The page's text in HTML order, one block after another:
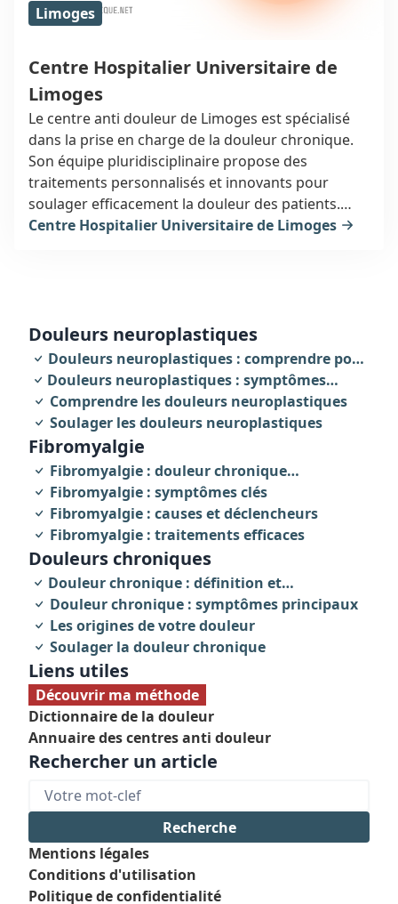
Limoges
Centre Hospitalier Universitaire de
Limoges
Le centre anti douleur de Limoges est spécialisé
dans la prise en charge de la douleur chronique.
Son équipe pluridisciplinaire propose des
traitements personnalisés et innovants pour
soulager efficacement la douleur des patients.
Toutes les informations pratiques sont
Centre Hospitalier Universitaire de Limoges
Douleurs chroniques
Douleur chronique : définition et
caractéristiques
Douleur chronique : symptômes principaux
Les origines de votre douleur
Soulager la douleur chronique
fibromyalgie
Fibromyalgie : douleur chronique
invalidante
Fibromyalgie : symptômes clés
Fibromyalgie : causes et déclencheurs
Fibromyalgie : traitements efficaces
douleurs neuroplastiques
Douleurs neuroplastiques : comprendre pour
agir
Douleurs neuroplastiques : symptômes
révélateurs
Comprendre les douleurs neuroplastiques
Soulager les douleurs neuroplastiques
Rechercher un article
Liens utiles
Découvrir ma méthode
Dictionnaire de la douleur
Annuaire des centres anti douleur
Mentions légales
Conditions d'utilisation
Politique de confidentialité